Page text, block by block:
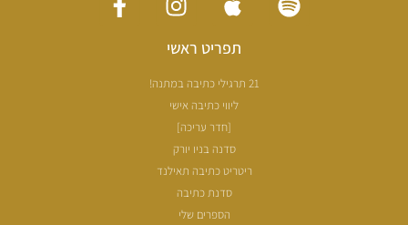
תפריט ראשי
21 תרגילי כתיבה במתנה!
ליווי כתיבה אישי
[חדר עריכה]
סדנה בניו יורק
ריטריט כתיבה תאילנד
סדנת כתיבה
הספרים שלי